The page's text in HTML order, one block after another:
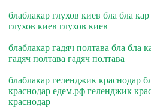
блаблакар глухов киев бла бла
глухов киев глухов киев
блаблакар гадяч полтава бла бла
гадяч полтава гадяч полтава
блаблакар геленджик краснодар
краснодар едем.рф геленджик
краснодар